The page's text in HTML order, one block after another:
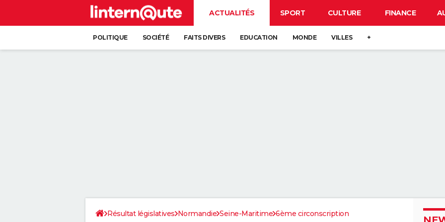
ACTUALITÉS SPORT CULTURE FINANCE
POLITIQUE SOCIÉTÉ FAITS DIVERS EDUCATION MONDE VILLES +
Résultat législatives Normandie Seine-Maritime 6ème circonscription